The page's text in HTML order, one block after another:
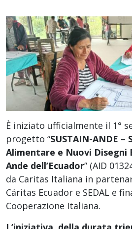
È iniziato ufficialmente il 1°
progetto “SUSTAIN-ANDE
Alimentare e Nuovi Disegni
Ande dell’Ecuador” (AID
da Caritas Italiana in
Cáritas Ecuador e SEDAL e
Cooperazione Italiana.